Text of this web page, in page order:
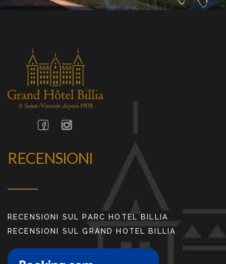
RECENSIONI
RECENSIONI SUL PARC HOTEL BILLIA
RECENSIONI SUL GRAND HOTEL BILLIA